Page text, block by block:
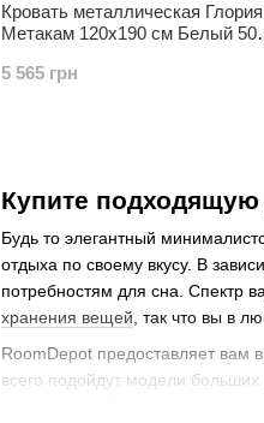
Кровать металлическая Глория
Метакам 120х190 см Белый 50
5 565 грн
Купите подходящую
Будь то элегантный
отдыха по своему вкусу. В
потребностям для сна. Спектр
хранения вещей , так что вы в
RoomDepot предоставляет вам
всего подойдут модели